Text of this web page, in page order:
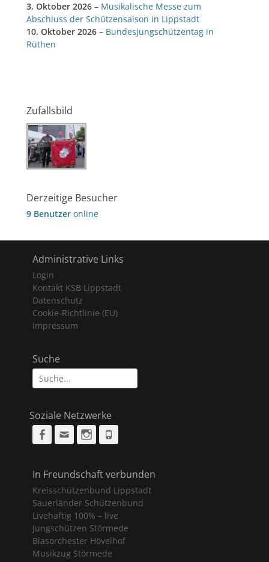
3. Oktober 2026 – Musikalische Messe zum
Abschluss der Schützensaison in Lippstadt
10. Oktober 2026 – Bundesjungschützentag in
Rüthen
Zufallsbild
Derzeitige Besucher
9 Benutzer online
Administrative Links
Login
Kontakt KSB Lippstadt
Datenschutz
Cookie-Richtlinie (EU)
Impressum
Suche
Suche
nach:
Soziale Netzwerke
Facebook
Email Instagram
In Freundschaft verbunden
Kreisschützenbund Lippstadt
Sauerländer Schützenbund
Livehaftig 100% – live
Jungschützen Störmede
Blasorchester Hövelhof
Musikzug Störmede